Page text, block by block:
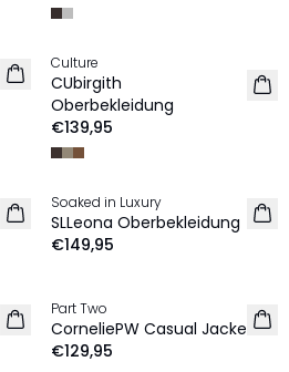
NEU
Culture
CUbirgith
Oberbekleidung
€139,95
NEU
Soaked in Luxury
SLLeona Oberbekleidung
€149,95
NEU
Part Two
CorneliePW Casual Jacke
€129,95